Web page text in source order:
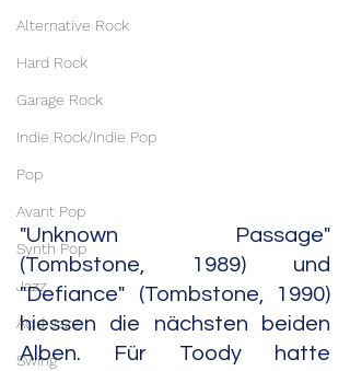
Alternative Rock
Hard Rock
Garage Rock
Indie Rock/Indie Pop
Pop
Avant Pop
Synth Pop
Jazz
Acid Jazz
Swing
"Unknown Passage"
(Tombstone, 1989) und
"Defiance" (Tombstone, 1990)
hiessen die nächsten beiden
Alben. Für Toody hatte